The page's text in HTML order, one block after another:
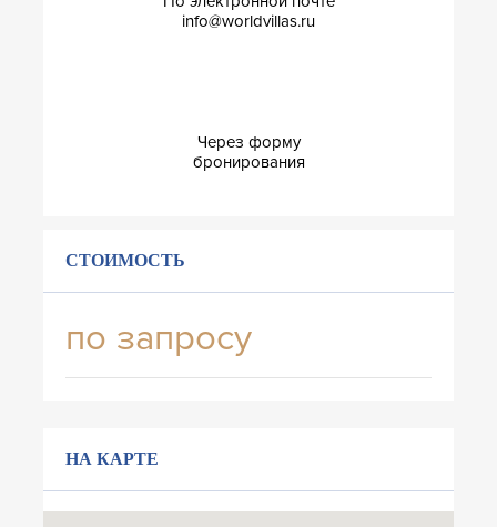
info@worldvillas.ru
Через форму
бронирования
СТОИМОСТЬ
по запросу
НА КАРТЕ